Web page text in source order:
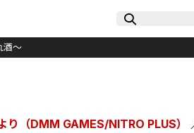
酒～
り（DMM GAMES/NITRO PLUS）